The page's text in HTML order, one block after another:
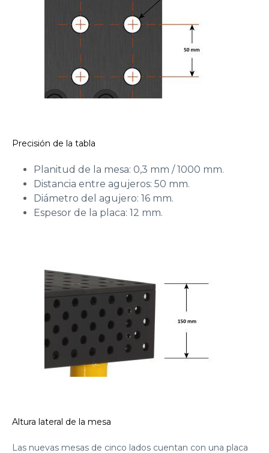
Precisión de la tabla
Planitud de la mesa: 0,3 mm / 1000 mm.
Distancia entre agujeros: 50 mm.
Diámetro del agujero: 16 mm.
Espesor de la placa: 12 mm.
Altura lateral de la mesa
Las nuevas mesas de cinco lados cuentan con una placa